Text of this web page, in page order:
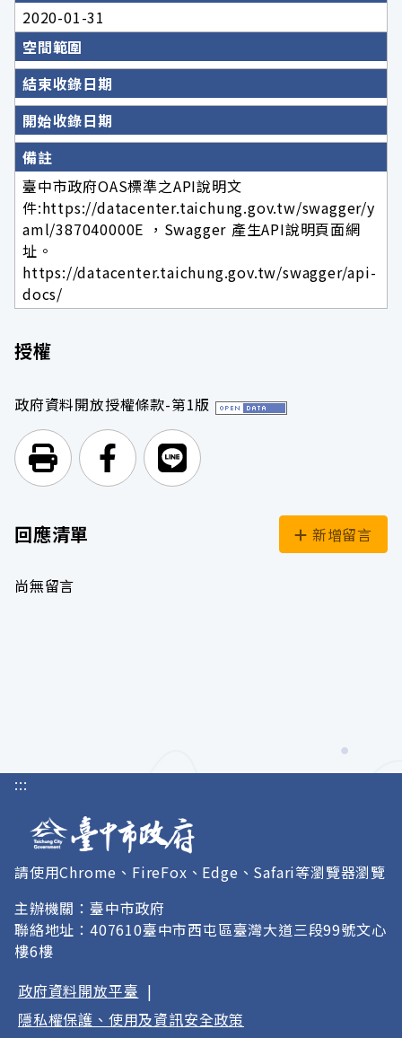
2020-01-31
空間範圍
結束收錄日期
開始收錄日期
備註
臺中市政府OAS標準之API說明文
件:https://datacenter.taichung.gov.tw/swagger/y
aml/387040000E ，Swagger 產生API說明頁面網
址。
https://datacenter.taichung.gov.tw/swagger/api-
docs/
授權
政府資料開放授權條款-第1版
列印頁面前往Facebook
前往Line
回應清單 新增留言
尚無留言
:::
請使用Chrome、FireFox、Edge、Safari等瀏覽器瀏覽
主辦機關：臺中市政府
聯絡地址：407610臺中市西屯區臺灣大道三段99號文心
樓6樓
政府資料開放平臺 |
隱私權保護、使用及資訊安全政策